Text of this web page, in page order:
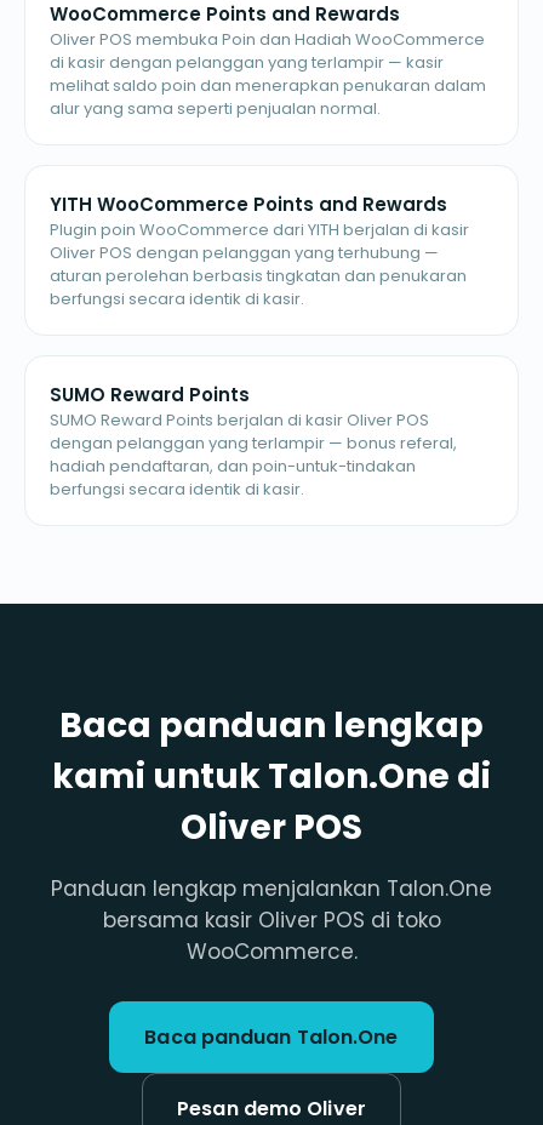
WooCommerce Points and Rewards
Oliver POS membuka Poin dan Hadiah WooCommerce
di kasir dengan pelanggan yang terlampir — kasir
melihat saldo poin dan menerapkan penukaran dalam
alur yang sama seperti penjualan normal.
YITH WooCommerce Points and Rewards
Plugin poin WooCommerce dari YITH berjalan di kasir
Oliver POS dengan pelanggan yang terhubung —
aturan perolehan berbasis tingkatan dan penukaran
berfungsi secara identik di kasir.
SUMO Reward Points
SUMO Reward Points berjalan di kasir Oliver POS
dengan pelanggan yang terlampir — bonus referal,
hadiah pendaftaran, dan poin-untuk-tindakan
berfungsi secara identik di kasir.
Baca panduan lengkap
kami untuk Talon.One di
Oliver POS
Panduan lengkap menjalankan Talon.One
bersama kasir Oliver POS di toko
WooCommerce.
Baca panduan Talon.One
Pesan demo Oliver